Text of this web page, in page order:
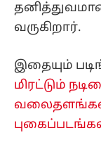
வருகிறார்.
இதையும்
மிரட்டும்